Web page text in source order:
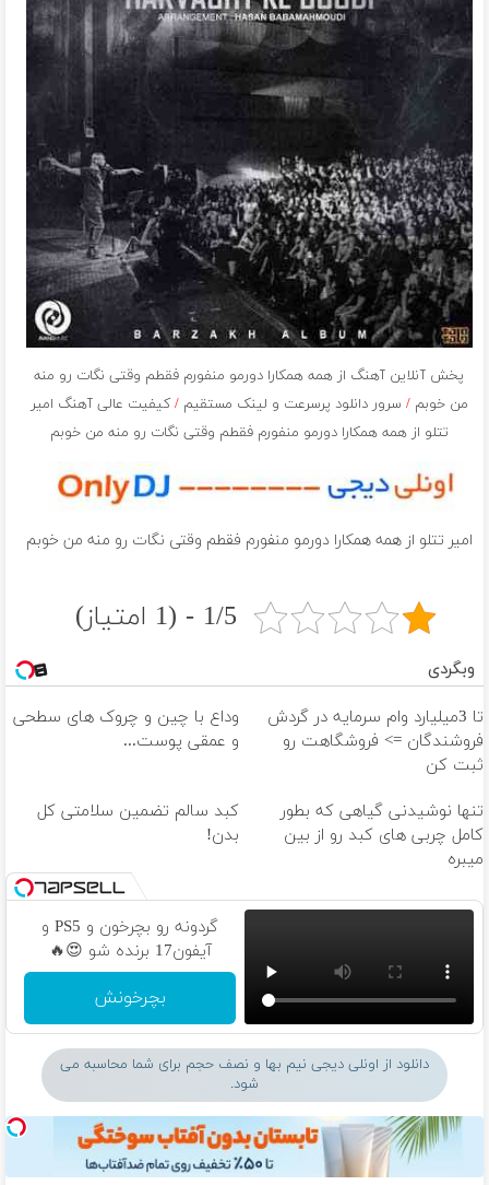
پخش آنلاین آهنگ از همه همکارا دورمو منفورم فقطم وقتی نگات رو منه
من خوبم/ سرور دانلود پرسرعت و لینک مستقیم/ کیفیت عالی آهنگ امیر
تتلو از همه همکارا دورمو منفورم فقطم وقتی نگات رو منه من خوبم
امیر تتلو از همه همکارا دورمو منفورم فقطم وقتی نگات رو منه من خوبم
1/5 - (1 امتیاز)
وبگردی
تا 3میلیارد وام سرمایه در گردش
فروشندگان => فروشگاهت رو
ثبت کن
وداع با چین و چروک های سطحی
و عمقی پوست...
تنها نوشیدنی گیاهی که بطور
کامل چربی های کبد رو از بین
میبره
کبد سالم تضمین سلامتی کل
بدن!
گردونه رو بچرخون و PS5 و
آیفون17 برنده شو 😍🔥
بچرخونش
دانلود از اونلی دیجی نیم بها و نصف حجم برای شما محاسبه می
شود.